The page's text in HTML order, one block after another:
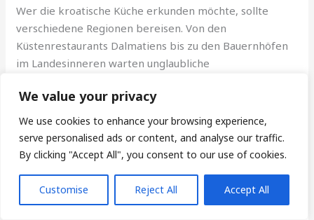
We value your privacy
We use cookies to enhance your browsing experience,
serve personalised ads or content, and analyse our traffic.
By clicking "Accept All", you consent to our use of cookies.
Customise Reject All Accept All
Wer die kroatische Küche erkunden möchte, sollte
verschiedene Regionen bereisen. Von den
Küstenrestaurants Dalmatiens bis zu den Bauernhöfen
im Landesinneren warten unglaubliche
Peka, frische Meeresfrüchte und hausgemachte Weine
machen jeden Urlaub zu einem kulinarischen Abenteuer.
Unvergessliche Geschmackserlebnisse in Kroatien
prägen die kroatische Küche. Besucher können lokale
Märkte erkunden, traditionelle Zubereitungsmethoden